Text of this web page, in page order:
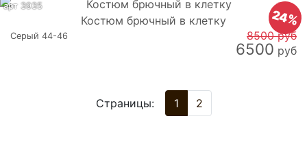
арт 3935
Костюм брючный в клетку 24%
Серый 44-46 8500 руб
6500 руб
Страницы: 1 2